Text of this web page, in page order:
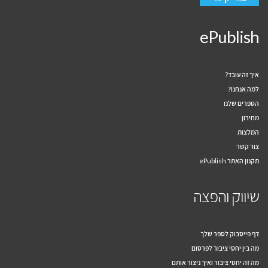
ePublish
איך זה עובד?
למה אנחנו?
הספרים שלנו
מחירון
המלצות
צור קשר
תקנון האתר ePublish
שיווק והפצה
דף פייסבוק לספר שלך
מה בין יחסי ציבור לפרסום
מה זה יחסי ציבור ואיך ניצור אותם